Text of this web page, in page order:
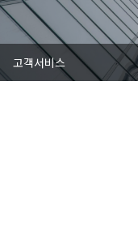
고객서비스